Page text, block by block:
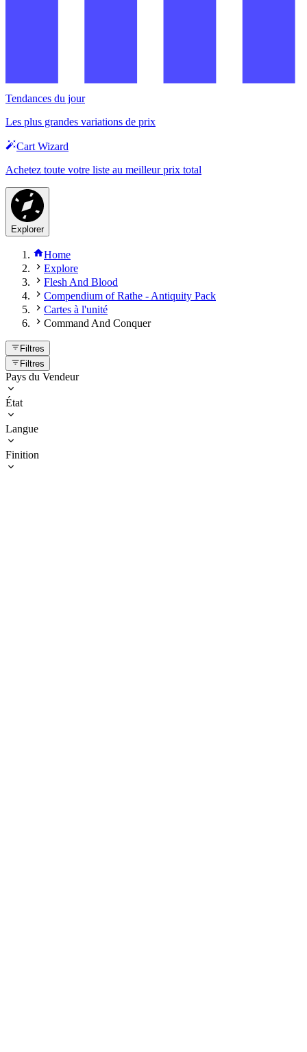
Tendances du jour
Les plus grandes variations de prix
Cart Wizard
Achetez toute votre liste au meilleur prix total
Explorer
Home
Explore
Flesh And Blood
Compendium of Rathe - Antiquity Pack
Cartes à l'unité
Command And Conquer
Filtres
Filtres
Pays du Vendeur
État
Langue
Finition